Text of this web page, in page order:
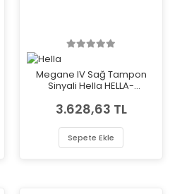
Megane IV Sağ Tampon
Sinyali Hella HELLA-
3.628,63 TL
Sepete Ekle